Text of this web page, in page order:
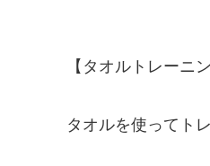
【タオルトレーニン
タオルを使ってト